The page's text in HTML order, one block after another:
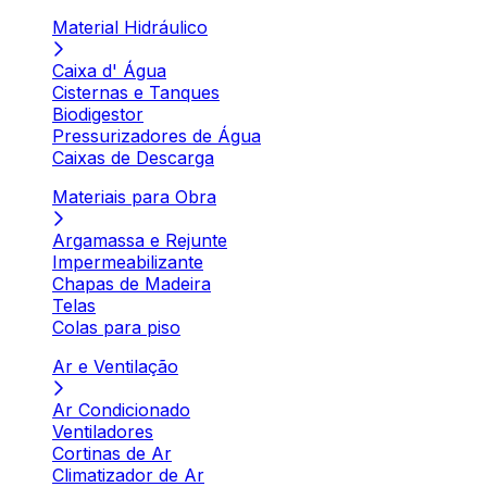
Material Hidráulico
Caixa d' Água
Cisternas e Tanques
Biodigestor
Pressurizadores de Água
Caixas de Descarga
Materiais para Obra
Argamassa e Rejunte
Impermeabilizante
Chapas de Madeira
Telas
Colas para piso
Ar e Ventilação
Ar Condicionado
Ventiladores
Cortinas de Ar
Climatizador de Ar